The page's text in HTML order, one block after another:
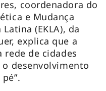
coordenadora do
e Mudança
(EKLA), da
explica que a
rede de cidades
desenvolvimento